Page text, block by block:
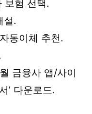
보험 선택.
설.
동이체 추천.
금융사 앱/사이
’ 다운로드.